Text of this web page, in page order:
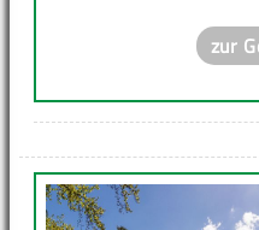
zur